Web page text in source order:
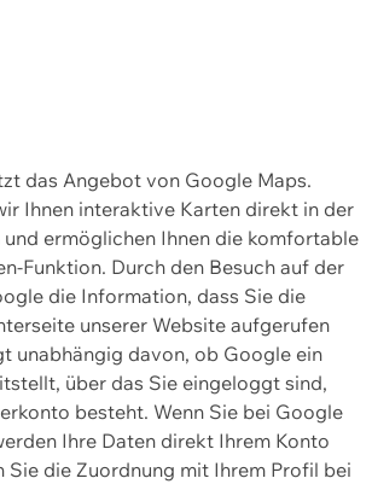
das Angebot von Google Maps.
Ihnen interaktive Karten direkt in der
und ermöglichen Ihnen die komfortable
Funktion. Durch den Besuch auf der
die Information, dass Sie die
unserer Website aufgerufen
unabhängig davon, ob Google ein
über das Sie eingeloggt sind,
besteht. Wenn Sie bei Google
Ihre Daten direkt Ihrem Konto
Sie die Zuordnung mit Ihrem Profil bei